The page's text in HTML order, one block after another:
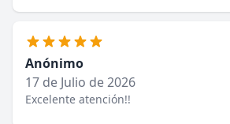
Anónimo
17 de Julio de 2026
Excelente atención!!